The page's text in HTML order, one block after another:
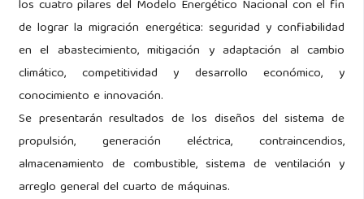
los cuatro pilares del Modelo Energético Nacional con el fin
de lograr la migración energética: seguridad y confiabilidad
en el abastecimiento, mitigación y adaptación al cambio
climático, competitividad y desarrollo económico, y
conocimiento e innovación.
Se presentarán resultados de los diseños del sistema de
propulsión, generación eléctrica, contraincendios,
almacenamiento de combustible, sistema de ventilación y
arreglo general del cuarto de máquinas.